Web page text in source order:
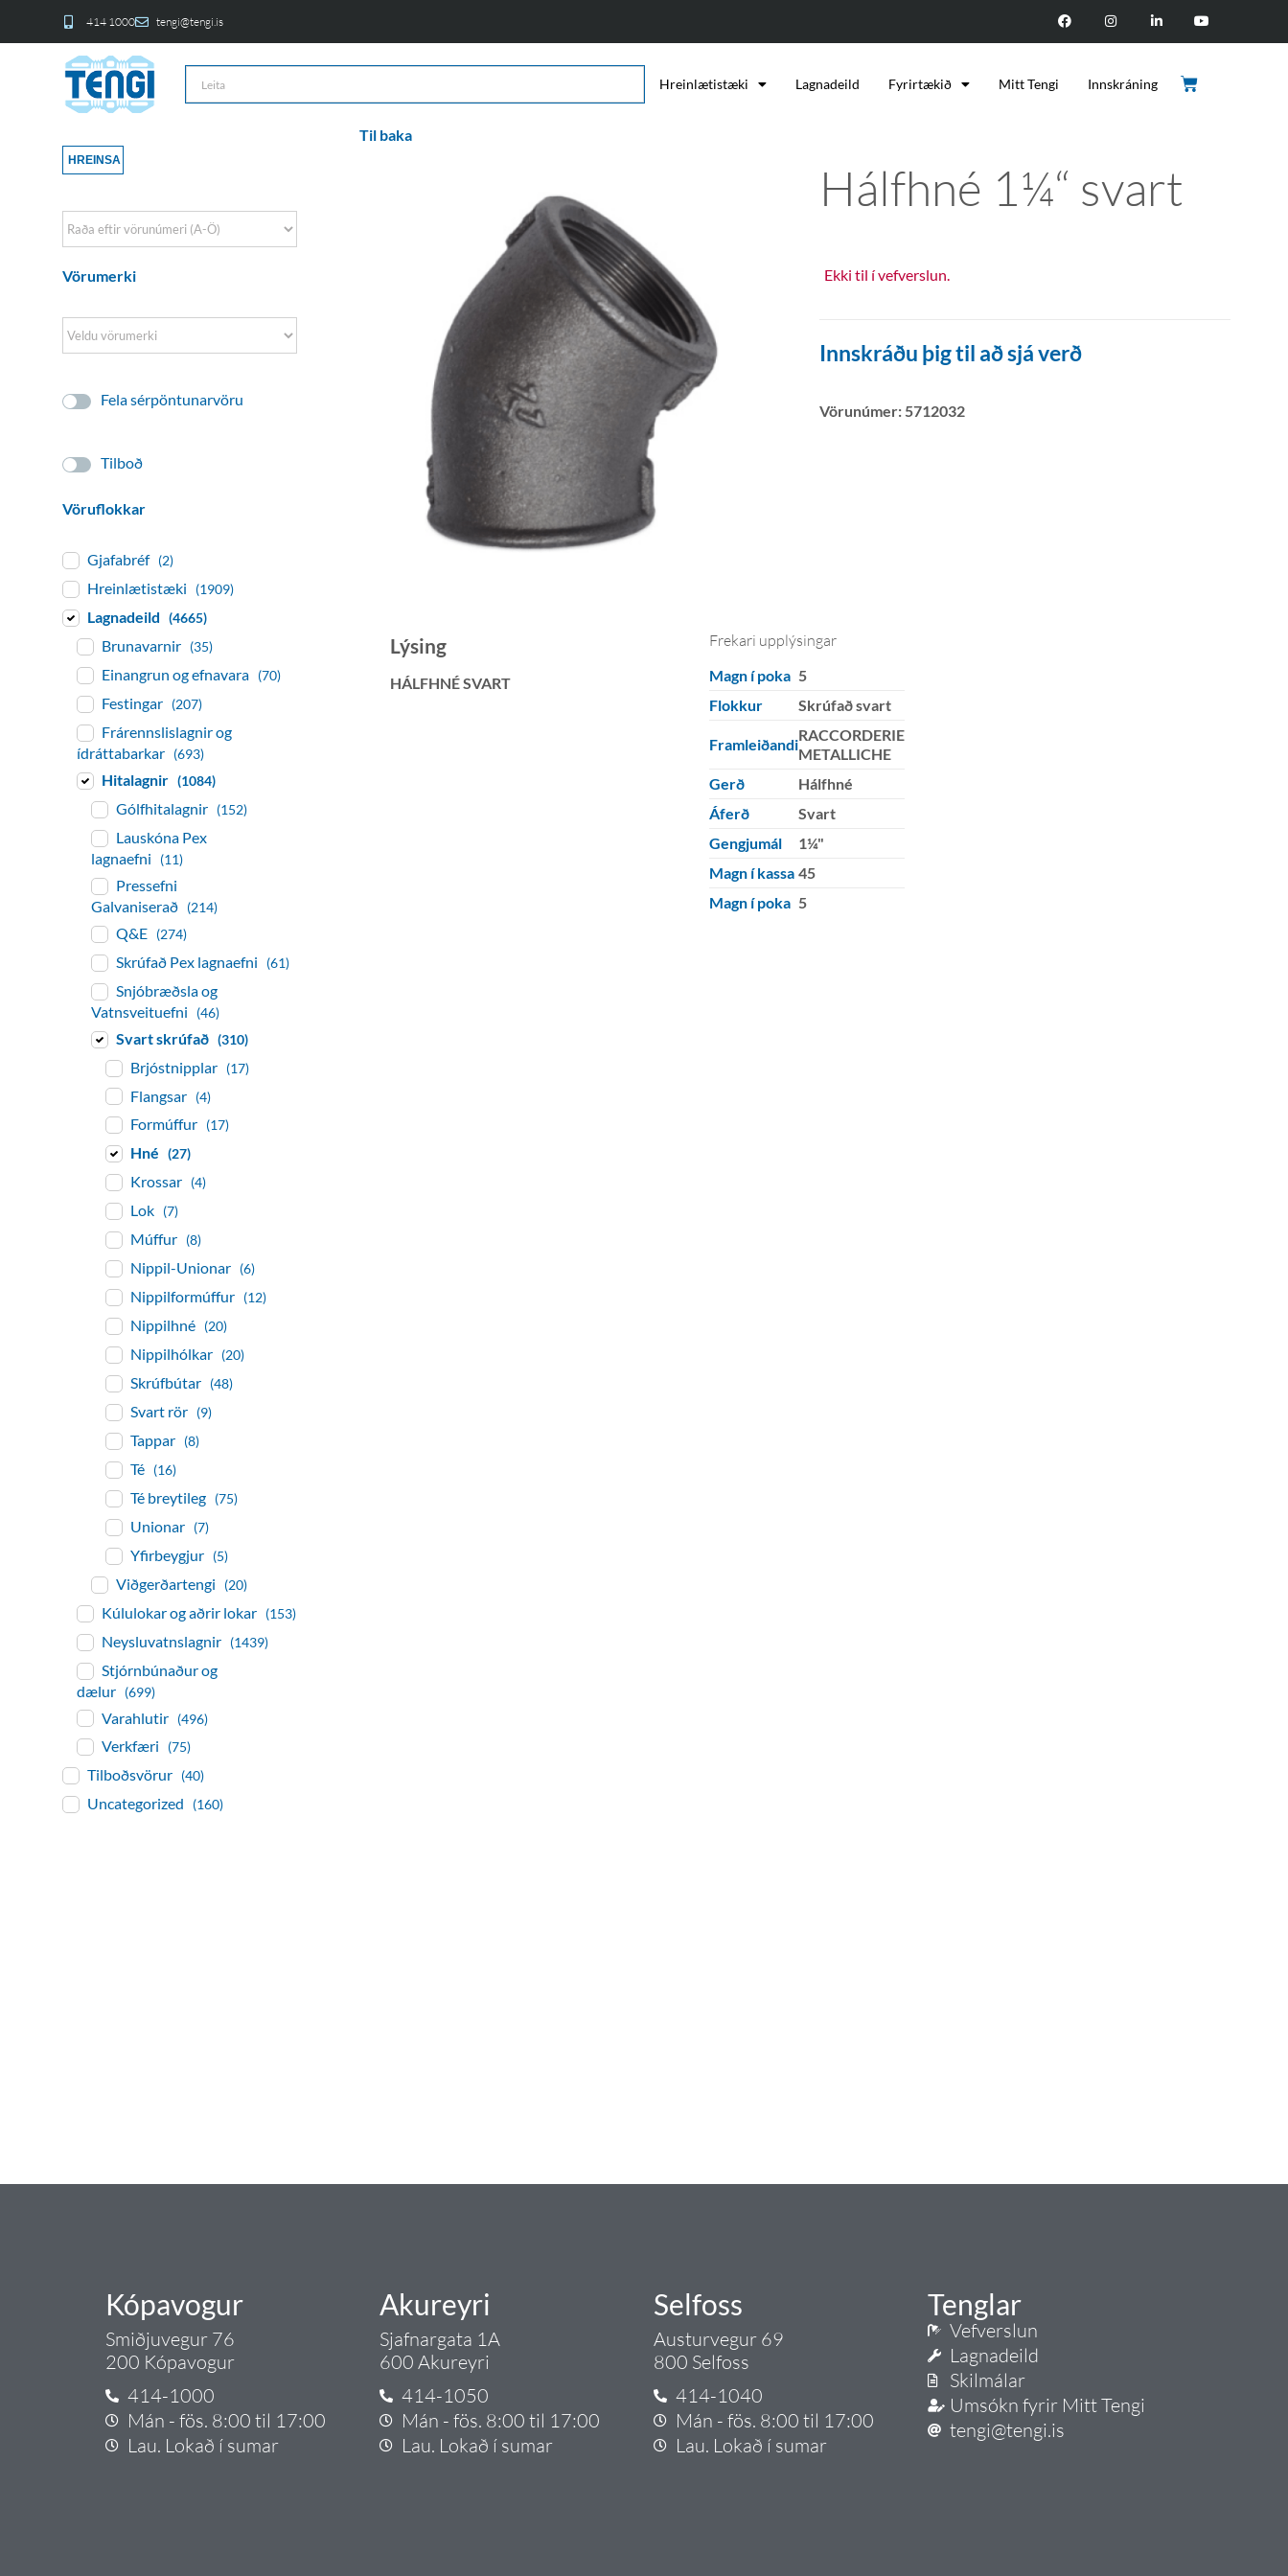
414 1000 tengi@tengi.is
Hreinlætistæki Lagnadeild Fyrirtækið Mitt Tengi Innskráning
Til baka
Hálfhné 1¼“ svart
Ekki til í vefverslun.
Innskráðu þig til að sjá verð
Vörunúmer:5712032
Lýsing
HÁLFHNÉ SVART
Frekari upplýsingar
Magn í poka 5
Flokkur
Skrúfað svart
Framleiðandi
RACCORDERIE
METALLICHE
Gerð
Hálfhné
Áferð
Svart
Gengjumál
1¼"
Magn í kassa 45
Magn í poka 5
HREINSA
Sort Products
Vörumerki
Fela sérpöntunarvöru
Tilboð
Vöruflokkar
Gjafabréf (2)
Hreinlætistæki (1909)
Lagnadeild (4665)
Brunavarnir (35)
Einangrun og efnavara (70)
Festingar (207)
Frárennslislagnir og
ídráttabarkar (693)
Hitalagnir (1084)
Gólfhitalagnir (152)
Lauskóna Pex
lagnaefni
(11)
Pressefni
Galvaniserað (214)
Q&E (274)
Skrúfað Pex lagnaefni (61)
Snjóbræðsla og
Vatnsveituefni
(46)
Svart skrúfað (310)
Brjóstnipplar (17)
Flangsar (4)
Formúffur (17)
Hné (27)
Krossar (4)
Lok (7)
Múffur (8)
Nippil-Unionar (6)
Nippilformúffur (12)
Nippilhné (20)
Nippilhólkar (20)
Skrúfbútar (48)
Svart rör (9)
Tappar (8)
Té (16)
Té breytileg (75)
Unionar (7)
Yfirbeygjur (5)
Viðgerðartengi (20)
Kúlulokar og aðrir lokar (153)
Neysluvatnslagnir (1439)
Stjórnbúnaður og
dælur (699)
Varahlutir (496)
Verkfæri (75)
Tilboðsvörur (40)
Uncategorized (160)
Kópavogur
Smiðjuvegur 76
200 Kópavogur
414-1000
Mán - fös. 8:00 til 17:00
Lau. Lokað í sumar
Akureyri
Sjafnargata 1A
600 Akureyri
414-1050
Mán - fös. 8:00 til 17:00
Lau. Lokað í sumar
Selfoss
Austurvegur 69
800 Selfoss
414-1040
Mán - fös. 8:00 til 17:00
Lau. Lokað í sumar
Tenglar
Vefverslun
Lagnadeild
Skilmálar
Umsókn fyrir Mitt Tengi
tengi@tengi.is